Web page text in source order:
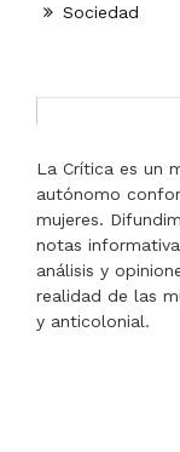
Sociedad
La Crítica es un
autónomo
mujeres.
notas
análisis y
realidad de las
y anticolonial.